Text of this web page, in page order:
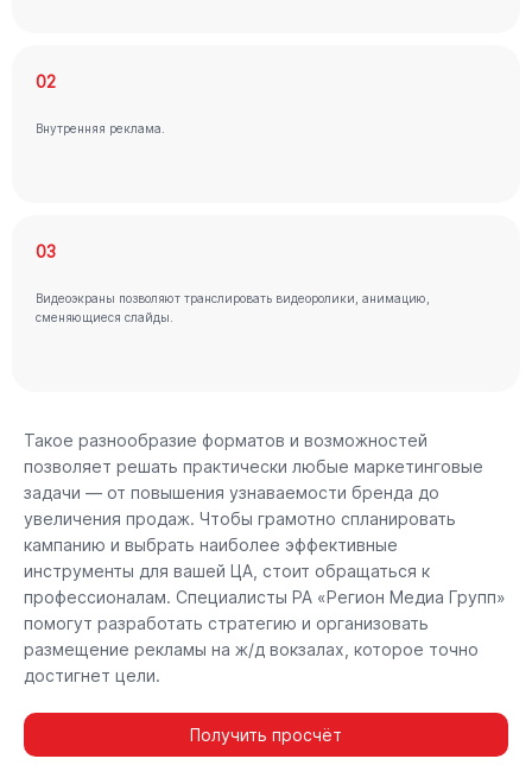
02
Внутренняя реклама.
03
Видеоэкраны позволяют транслировать видеоролики, анимацию,
сменяющиеся слайды.
Такое разнообразие форматов и возможностей
позволяет решать практически любые маркетинговые
задачи — от повышения узнаваемости бренда до
увеличения продаж. Чтобы грамотно спланировать
кампанию и выбрать наиболее эффективные
инструменты для вашей ЦА, стоит обращаться к
профессионалам. Специалисты РА «Регион Медиа Групп»
помогут разработать стратегию и организовать
размещение рекламы на ж/д вокзалах, которое точно
достигнет цели.
Получить просчёт